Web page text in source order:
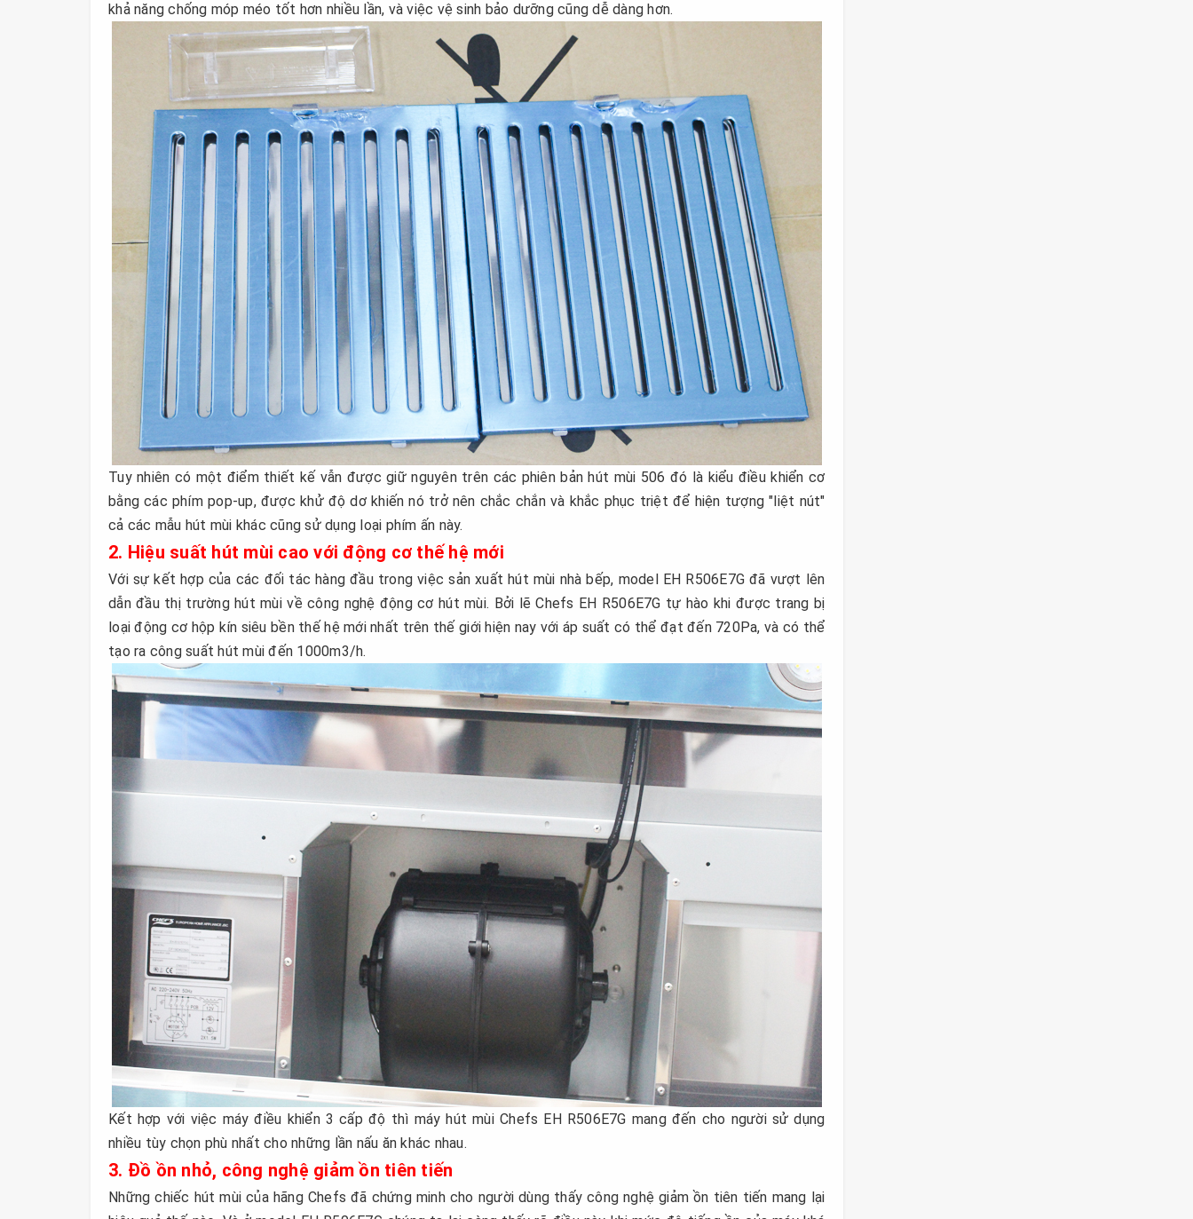
khả năng chống móp méo tốt hơn nhiều lần, và việc vệ sinh bảo dưỡng cũng dễ dàng hơn.
Tuy nhiên có một điểm thiết kế vẫn được giữ nguyên trên các phiên bản hút mùi 506 đó là kiểu điều khiển cơ
bằng các phím pop-up, được khử độ dơ khiến nó trở nên chắc chắn và khắc phục triệt để hiện tượng "liệt nút"
cả các mẫu hút mùi khác cũng sử dụng loại phím ấn này.
2. Hiệu suất hút mùi cao với động cơ thế hệ mới
Với sự kết hợp của các đối tác hàng đầu trong việc sản xuất hút mùi nhà bếp, model EH R506E7G đã vượt lên
dẫn đầu thị trường hút mùi về công nghệ động cơ hút mùi. Bởi lẽ Chefs EH R506E7G tự hào khi được trang bị
loại động cơ hộp kín siêu bền thế hệ mới nhất trên thế giới hiện nay với áp suất có thể đạt đến 720Pa, và có thể
tạo ra công suất hút mùi đến 1000m3/h.
Kết hợp với việc máy điều khiển 3 cấp độ thì máy hút mùi Chefs EH R506E7G mang đến cho người sử dụng
nhiều tùy chọn phù nhất cho những lần nấu ăn khác nhau.
3. Đồ ồn nhỏ, công nghệ giảm ồn tiên tiến
Những chiếc hút mùi của hãng Chefs đã chứng minh cho người dùng thấy công nghệ giảm ồn tiên tiến mang lại